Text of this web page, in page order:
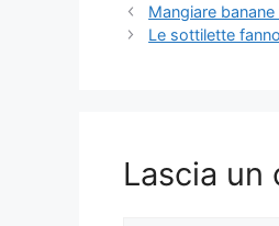
Mangiare
Le sottilette
Lascia un